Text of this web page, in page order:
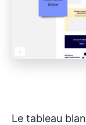
Le tableau